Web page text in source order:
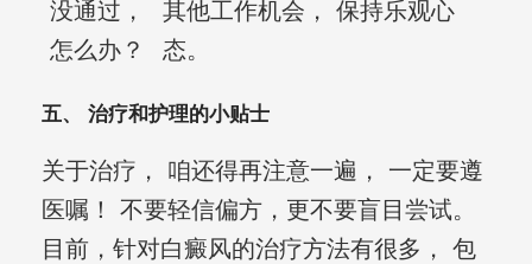
没通过，
怎么办？
其他工作机会， 保持乐观心
态。
五、 治疗和护理的小贴士
关于治疗， 咱还得再注意一遍， 一定要遵
医嘱！ 不要轻信偏方，更不要盲目尝试。
目前，针对白癜风的治疗方法有很多， 包